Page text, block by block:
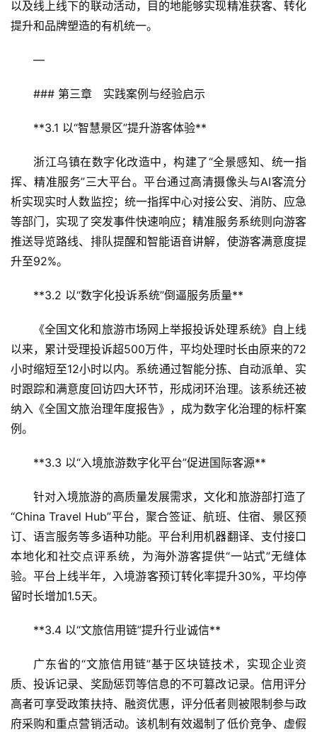
乡
游
A
R
+
文
社
区
以及线上线下的联动活动，目的地能够实现精准获客、转化
提升和品牌塑造的有机统一。
—
### 第三章　实践案例与经验启示
**3.1 以“智慧景区”提升游客体验**
浙江乌镇在数字化改造中，构建了“全景感知、统一指
挥、精准服务”三大平台。平台通过高清摄像头与AI客流分
析实现实时人数监控；统一指挥中心对接公安、消防、应急
等部门，实现了突发事件快速响应；精准服务系统则向游客
推送导览路线、排队提醒和智能语音讲解，使游客满意度提
升至92%。
**3.2 以“数字化投诉系统”倒逼服务质量**
《全国文化和旅游市场网上举报投诉处理系统》自上线
以来，累计受理投诉超500万件，平均处理时长由原来的72
小时缩短至12小时以内。系统通过智能分拣、自动派单、实
时跟踪和满意度回访四大环节，形成闭环治理。该系统还被
纳入《全国文旅治理年度报告》，成为数字化治理的标杆案
例。
**3.3 以“入境旅游数字化平台”促进国际客源**
针对入境旅游的高质量发展需求，文化和旅游部打造了
“China Travel Hub”平台，聚合签证、航班、住宿、景区预
订、语言服务等多语种功能。平台利用机器翻译、支付接口
本地化和社交点评系统，为海外游客提供“一站式”无缝体
验。平台上线半年，入境游客预订转化率提升30%，平均停
留时长增加1.5天。
**3.4 以“文旅信用链”提升行业诚信**
广东省的“文旅信用链”基于区块链技术，实现企业资
质、投诉记录、奖励惩罚等信息的不可篡改记录。信用评分
高者可享受政策扶持、融资优惠，评分低者则被限制参与政
府采购和重点营销活动。该机制有效遏制了低价竞争、虚假